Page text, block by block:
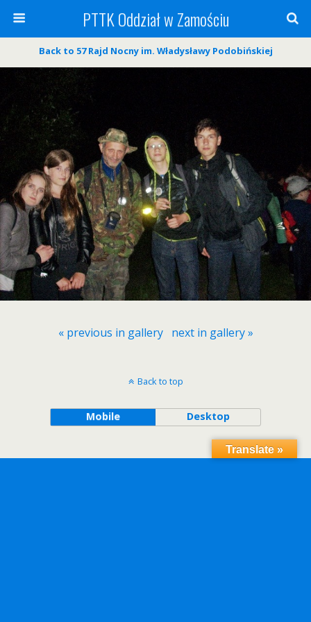
PTTK Oddział w Zamościu
Back to 57 Rajd Nocny im. Władysławy Podobińskiej
« previous in gallery next in gallery »
Back to top
Mobile Desktop
Translate »